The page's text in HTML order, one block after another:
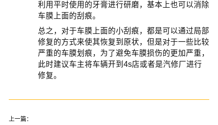
利用平时使用的牙膏进行研磨，基本上也可以消除
车膜上面的刮痕。
总之，对于车膜上面的小刮痕，都是可以通过局部
修复的方式来使其恢复到原状，但是对于一些比较
严重的车膜划痕，为了避免车膜损伤的更加严重，
此时建议车主将车辆开到4s店或者是汽修厂进行
修复。
上一篇：